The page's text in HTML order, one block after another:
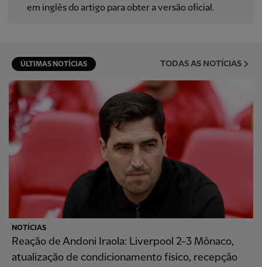
em inglês do artigo para obter a versão oficial.
ÚLTIMAS NOTÍCIAS TODAS AS NOTÍCIAS
NOTÍCIAS
Reação de Andoni Iraola: Liverpool 2-3 Mônaco,
atualização de condicionamento físico, recepção